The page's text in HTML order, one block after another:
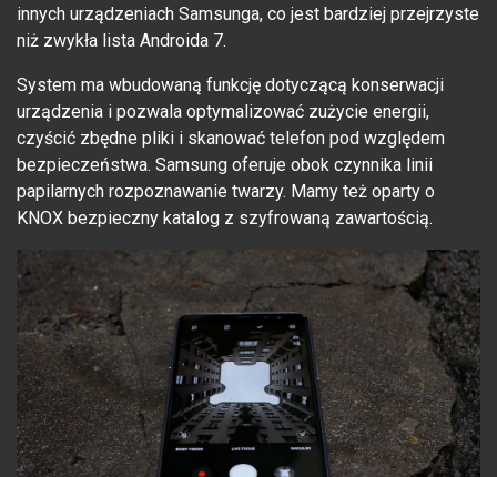
innych urządzeniach Samsunga, co jest bardziej przejrzyste
niż zwykła lista Androida 7.
System ma wbudowaną funkcję dotyczącą konserwacji
urządzenia i pozwala optymalizować zużycie energii,
czyścić zbędne pliki i skanować telefon pod względem
bezpieczeństwa. Samsung oferuje obok czynnika linii
papilarnych rozpoznawanie twarzy. Mamy też oparty o
KNOX bezpieczny katalog z szyfrowaną zawartością.